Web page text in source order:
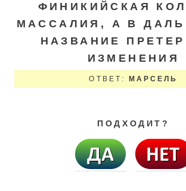
ФИНИКИЙСКАЯ
МАССАЛИЯ, А В
НАЗВАНИЕ
ИЗМЕНЕНИЯ
ОТВЕТ: МАРСЕЛЬ
ПОДХОДИТ?